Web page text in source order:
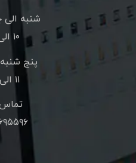
شنبه الی
۱۰ الی ۲۲
پنج
۱۱ الی ۲۳
تماس